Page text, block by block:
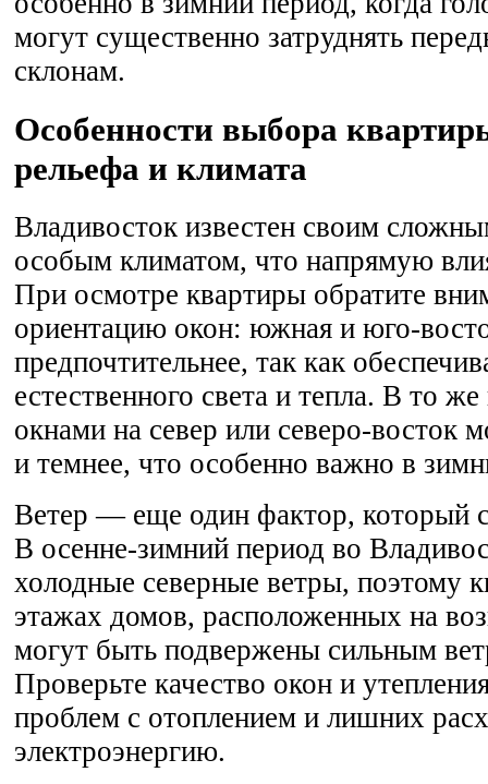
могут существенно затруднять
склонам.
Особенности выбора
рельефа и климата
Владивосток известен своим
особым климатом, что напрямую
При осмотре квартиры обратите
ориентацию окон: южная и юго-
предпочтительнее, так как
естественного света и тепла. В то
окнами на север или северо-восток
и темнее, что особенно важно в
Ветер — еще один фактор, который
В осенне-зимний период во
холодные северные ветры, поэтому
этажах домов, расположенных на
могут быть подвержены сильным
Проверьте качество окон и
проблем с отоплением и лишних
электроэнергию.